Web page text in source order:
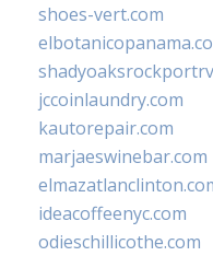
shoes-vert.com
jccoinlaundry.com
kautorepair.com
marjaeswinebar.com
ideacoffeenyc.com
odieschillicothe.com